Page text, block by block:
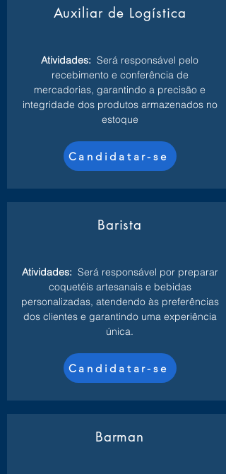
Auxiliar de Logística
Atividades: Será responsável pelo
recebimento e conferência de
mercadorias, garantindo a precisão e
integridade dos produtos armazenados no
estoque
Candidatar-se
Barista
Atividades: Será responsável por preparar
coquetéis artesanais e bebidas
personalizadas, atendendo às preferências
dos clientes e garantindo uma experiência
única.
Candidatar-se
Barman